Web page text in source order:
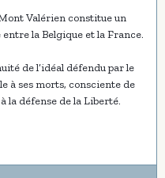
Valérien constitue un
la Belgique et la France.
de l’idéal défendu par le
à ses morts, consciente de
la défense de la Liberté.